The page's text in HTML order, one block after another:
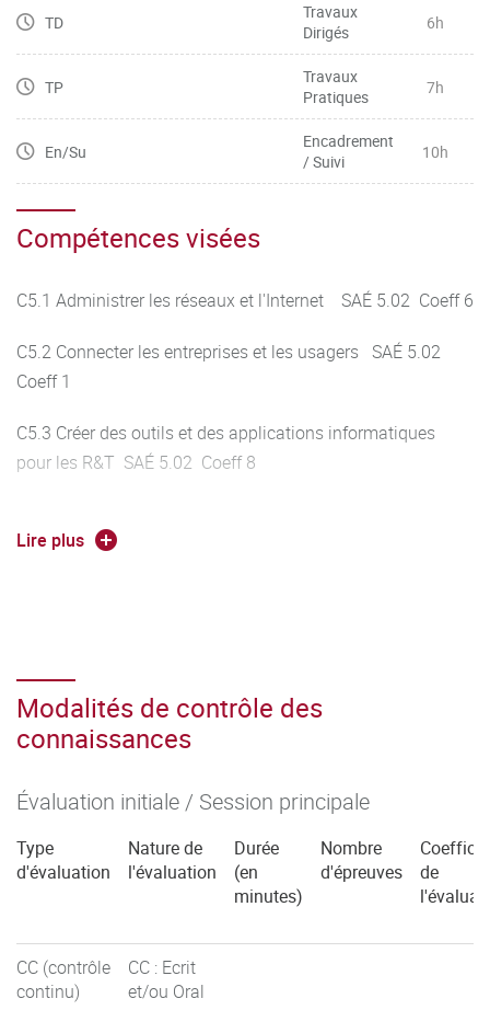
TD
Travaux
Dirigés
6h
TP
Travaux
Pratiques
7h
En/Su
Encadrement
/ Suivi
10h
Compétences visées
C5.1 Administrer les réseaux et l'Internet SAÉ 5.02 Coeff 6
C5.2 Connecter les entreprises et les usagers SAÉ 5.02
Coeff 1
C5.3 Créer des outils et des applications informatiques
pour les R&T SAÉ 5.02 Coeff 8
Lire plus
Modalités de contrôle des
connaissances
Évaluation initiale / Session principale
Type
d'évaluation
Nature de
l'évaluation
Durée
(en
minutes)
Nombre
d'épreuves
de
CC (contrôle
continu)
CC : Ecrit
et/ou Oral